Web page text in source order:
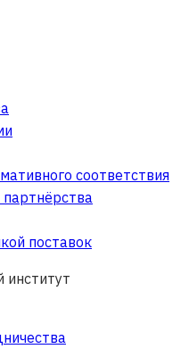
соответствия
поставок